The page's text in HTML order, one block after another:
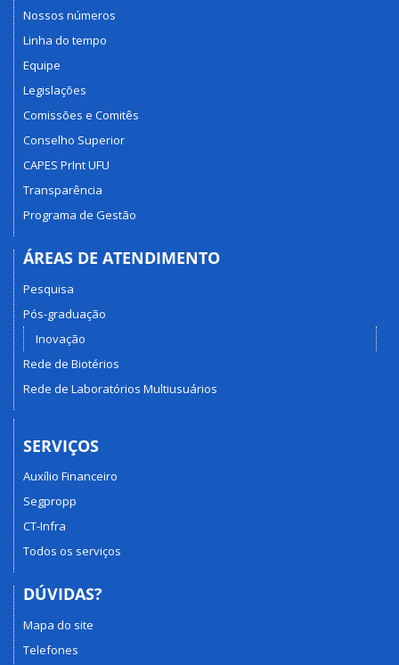
Nossos números
Linha do tempo
Equipe
Legislações
Comissões e Comitês
Conselho Superior
CAPES PrInt UFU
Transparência
Programa de Gestão
ÁREAS DE ATENDIMENTO
Pesquisa
Pós-graduação
Inovação
Rede de Biotérios
Rede de Laboratórios Multiusuários
SERVIÇOS
Auxílio Financeiro
Segpropp
CT-Infra
Todos os serviços
DÚVIDAS?
Mapa do site
Telefones